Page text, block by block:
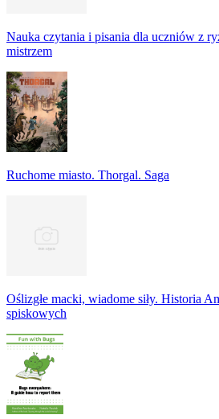
Nauka czytania i pisania dla uczniów z
mistrzem
Ruchome miasto. Thorgal. Saga
Oślizgłe macki, wiadome siły. Historia
spiskowych